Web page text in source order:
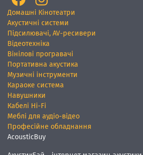
Домашні Кінотеатри
Акустичні системи
Підсилювачі, AV-ресивери
Відеотехніка
Вінілові програвачі
Портативна акустика
Музичні інструменти
Караоке система
Навушники
Кабелі Hi-Fi
Меблі для аудіо-відео
Професійне обладнання
AcousticBuy